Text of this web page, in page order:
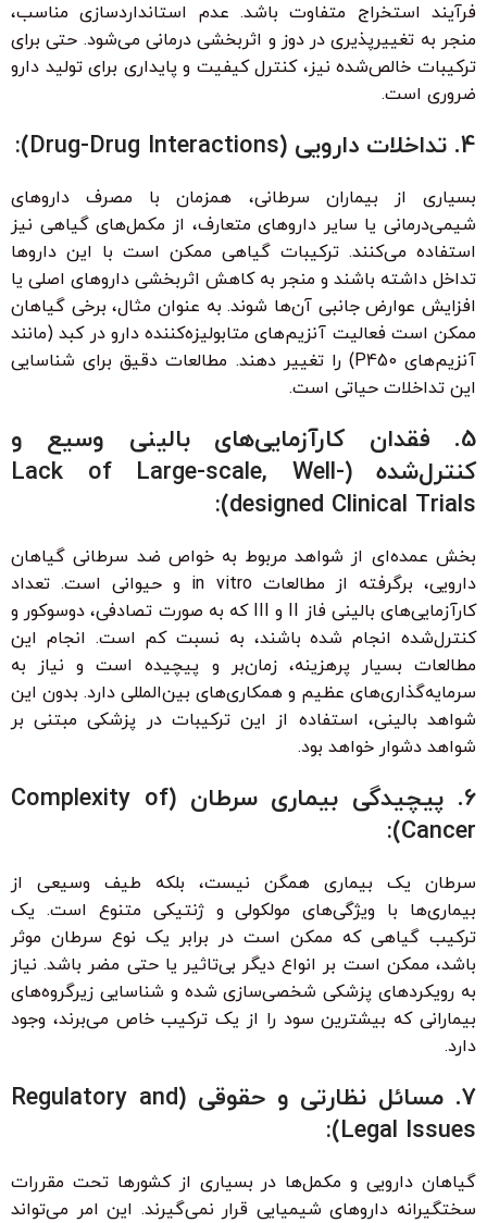
فرآیند استخراج متفاوت باشد. عدم استانداردسازی مناسب،
منجر به تغییرپذیری در دوز و اثربخشی درمانی می‌شود. حتی برای
ترکیبات خالص‌شده نیز، کنترل کیفیت و پایداری برای تولید دارو
ضروری است.
4. تداخلات دارویی (Drug-Drug Interactions):
بسیاری از بیماران سرطانی، همزمان با مصرف داروهای
شیمی‌درمانی یا سایر داروهای متعارف، از مکمل‌های گیاهی نیز
استفاده می‌کنند. ترکیبات گیاهی ممکن است با این داروها
تداخل داشته باشند و منجر به کاهش اثربخشی داروهای اصلی یا
افزایش عوارض جانبی آن‌ها شوند. به عنوان مثال، برخی گیاهان
ممکن است فعالیت آنزیم‌های متابولیزه‌کننده دارو در کبد (مانند
آنزیم‌های P450) را تغییر دهند. مطالعات دقیق برای شناسایی
این تداخلات حیاتی است.
5. فقدان کارآزمایی‌های بالینی وسیع و
کنترل‌شده (Lack of Large-scale, Well-
designed Clinical Trials):
بخش عمده‌ای از شواهد مربوط به خواص ضد سرطانی گیاهان
دارویی، برگرفته از مطالعات in vitro و حیوانی است. تعداد
کارآزمایی‌های بالینی فاز II و III که به صورت تصادفی، دوسوکور و
کنترل‌شده انجام شده باشند، به نسبت کم است. انجام این
مطالعات بسیار پرهزینه، زمان‌بر و پیچیده است و نیاز به
سرمایه‌گذاری‌های عظیم و همکاری‌های بین‌المللی دارد. بدون این
شواهد بالینی، استفاده از این ترکیبات در پزشکی مبتنی بر
شواهد دشوار خواهد بود.
6. پیچیدگی بیماری سرطان (Complexity of
Cancer):
سرطان یک بیماری همگن نیست، بلکه طیف وسیعی از
بیماری‌ها با ویژگی‌های مولکولی و ژنتیکی متنوع است. یک
ترکیب گیاهی که ممکن است در برابر یک نوع سرطان موثر
باشد، ممکن است بر انواع دیگر بی‌تاثیر یا حتی مضر باشد. نیاز
به رویکردهای پزشکی شخصی‌سازی شده و شناسایی زیرگروه‌های
بیمارانی که بیشترین سود را از یک ترکیب خاص می‌برند، وجود
دارد.
7. مسائل نظارتی و حقوقی (Regulatory and
Legal Issues):
گیاهان دارویی و مکمل‌ها در بسیاری از کشورها تحت مقررات
سختگیرانه داروهای شیمیایی قرار نمی‌گیرند. این امر می‌تواند